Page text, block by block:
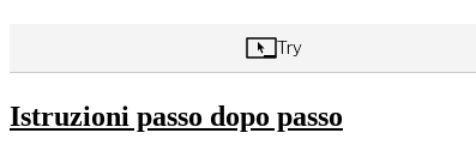
Istruzioni passo dopo passo